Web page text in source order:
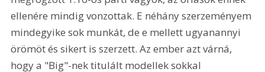
ellenére mindig vonzottak. E néhány szerzeményem
mindegyike sok munkát, de e mellett ugyanannyi
örömöt és sikert is szerzett. Az ember azt várná,
hogy a "Big"-nek titulált modellek sokkal